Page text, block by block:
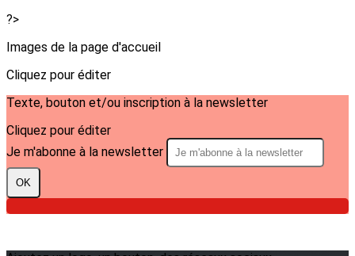
?>
Images de la page d'accueil
Cliquez pour éditer
Texte, bouton et/ou inscription à la newsletter
Cliquez pour éditer
Je m'abonne à la newsletter
OK